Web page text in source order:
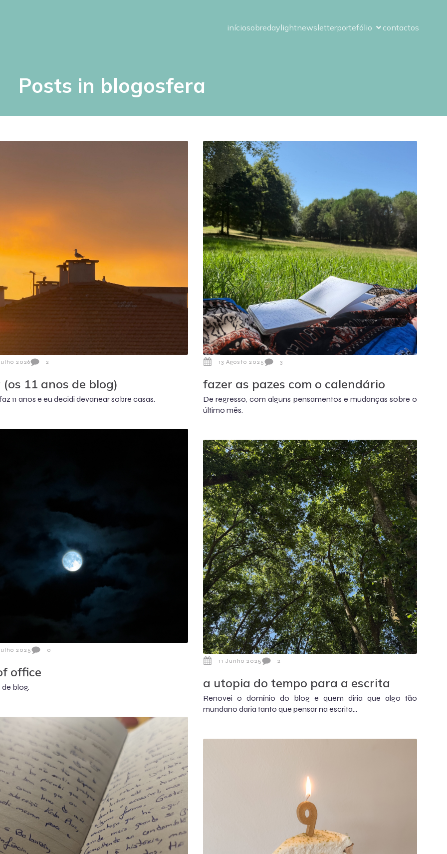
iníciosobredaylightnewsletterportefólio contactos
Posts in blogosfera
2026 2
(os 11 anos de blog)
11 anos e eu decidi devanear sobre casas.
13 Agosto 2025 3
fazer as pazes com o calendário
De regresso, com alguns pensamentos e mudanças sobre o
último mês.
2025 0
office
de blog.
11 Junho 2025 2
a utopia do tempo para a escrita
Renovei o domínio do blog e quem diria que algo tão
mundano daria tanto que pensar na escrita...